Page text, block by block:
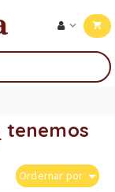
tenemos
Ordernar por